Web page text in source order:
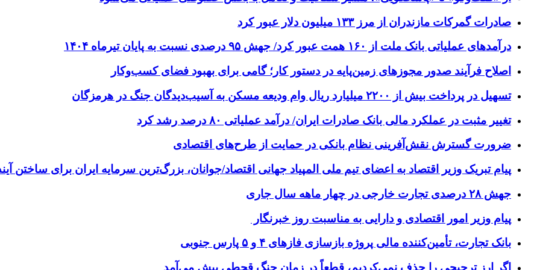
صادرات گمرکات مازندران از مرز ۱۳۳ میلیون دلار عبور کرد
درآمدهای عملیاتی بانک ملت از ۱۶۰ همت عبور کرد/ جهش ۹۵ درصدی نسبت به پایان تیرماه ۱۴۰۴
اصلاح فرآیند صدور مجوزهای زمین‌پایه در دستور کار؛ گامی برای بهبود فضای کسب‌وکار
تسهیل در پرداخت بیش از ۲۲۰۰ میلیارد ریال وام ودیعه مسکن به آسیب‌دیدگان جنگ در هرمزگان
تغییر مثبت در عملکرد مالی بانک صادرات ایران/ درآمد عملیاتی ۸۰ درصد رشد کرد
ضرورت گسترش نقش‌آفرینی نظام بانکی در حمایت از طرح‌های اقتصادی
پیام تبریک وزیر اقتصاد به اعضای تیم ملی المپیاد جهانی اقتصاد/جوانان، بزرگ‌ترین سرمایه ایران برای ساختن
جهش ۲۸ درصدی تجارت خارجی در چهار ماهه سال جاری
پیام وزیر امور اقتصادی و دارایی به مناسبت روز خبرنگار
بانک تجارت، تأمین‌کننده مالی پروژه بازسازی فازهای ۴ و ۵ پارس جنوبی
اگر ارز ترجیحی را حذف نمی‌کردیم، قطعاً در زمان جنگ قحطی پیش می‌آمد